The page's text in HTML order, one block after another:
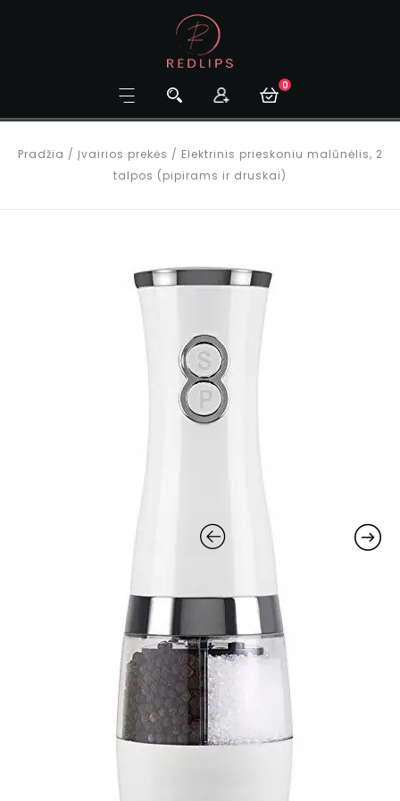
0
Pradžia / Įvairios prekės / Elektrinis prieskoniu malūnėlis, 2
talpos (pipirams ir druskai)